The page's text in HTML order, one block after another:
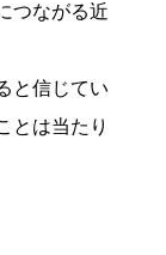
つながる近
と信じてい
とは当たり